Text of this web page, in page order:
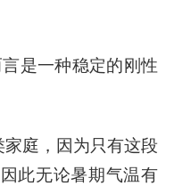
是一种稳定的刚性
庭，因为只有这段
此无论暑期气温有